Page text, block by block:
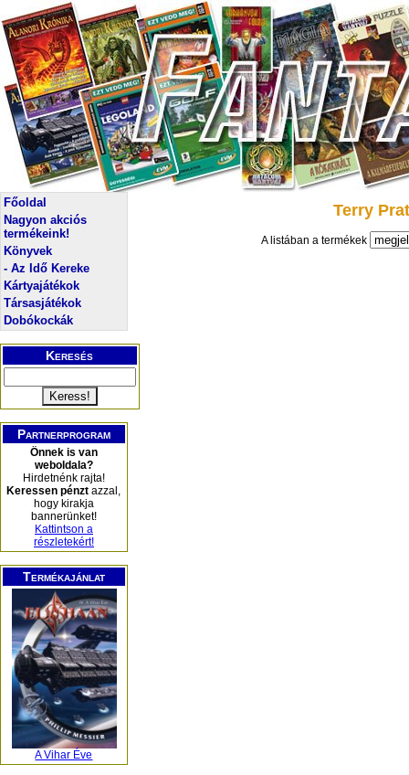
Főoldal
Nagyon akciós
termékeink!
Könyvek
- Az Idő Kereke
Kártyajátékok
Társasjátékok
Dobókockák
Keresés
Partnerprogram
Önnek is van
weboldala?
Hirdetnénk rajta!
Keressen pénzt azzal,
hogy kirakja
bannerünket!
Kattintson a
részletekért!
Termékajánlat
A Vihar Éve
Terry
A listában a termékek